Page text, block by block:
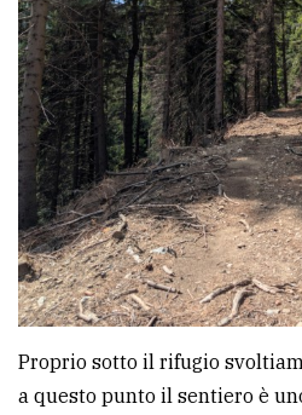
Proprio sotto il rifugio
a questo punto il sentiero è